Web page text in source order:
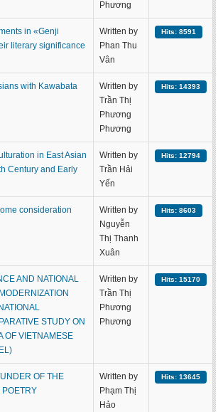
Phương
in «Genji
literary significance
Written by
Phan Thu
Vân
Hits: 8591
with Kawabata
Written by
Trần Thị
Phương
Phương
Hits: 14393
in East Asian
Century and Early
Written by
Trần Hải
Yến
Hits: 12794
consideration
Written by
Nguyễn
Thị Thanh
Xuân
Hits: 8603
AND NATIONAL
STUDY ON
OF VIETNAMESE
Written by
Trần Thị
Phương
Phương
Hits: 15170
OF THE
POETRY
Written by
Phạm Thị
Hảo
Hits: 13645